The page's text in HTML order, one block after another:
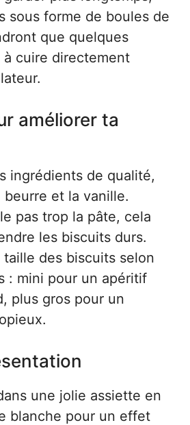
sous forme de boules de
que quelques
cuire directement
améliorer ta
ingrédients de qualité,
et la vanille.
pas trop la pâte, cela
les biscuits durs.
taille des biscuits selon
: mini pour un apéritif
plus gros pour un
une jolie assiette en
blanche pour un effet